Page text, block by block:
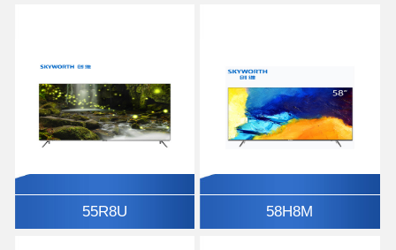
55R8U 58H8M